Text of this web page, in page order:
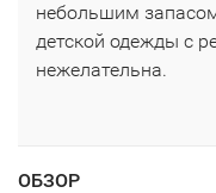
небольшим
детской одежды с
нежелательна.
ОБЗОР